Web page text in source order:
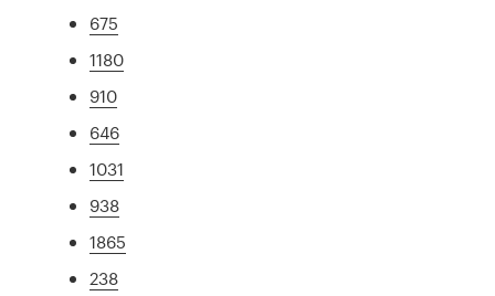
675
1180
910
646
1031
938
1865
238